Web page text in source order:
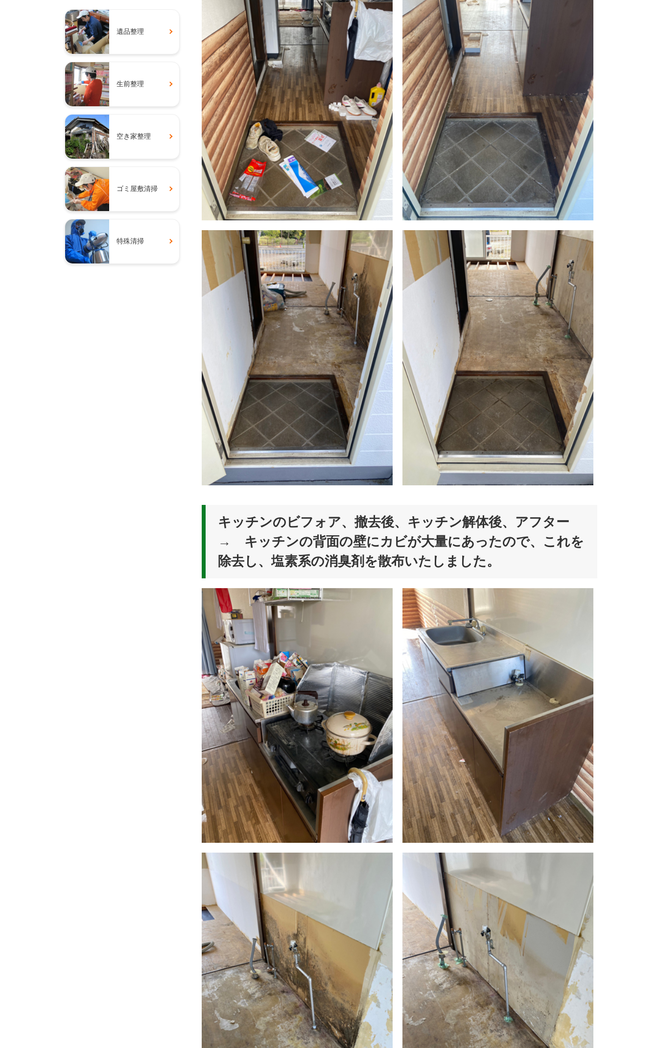
キッチンのビフォア、撤去後、キッチン解体後、アフター
→ キッチンの背面の壁にカビが大量にあったので、これを
除去し、塩素系の消臭剤を散布いたしました。
遺品整理
生前整理
空き家整理
ゴミ屋敷清掃
特殊清掃